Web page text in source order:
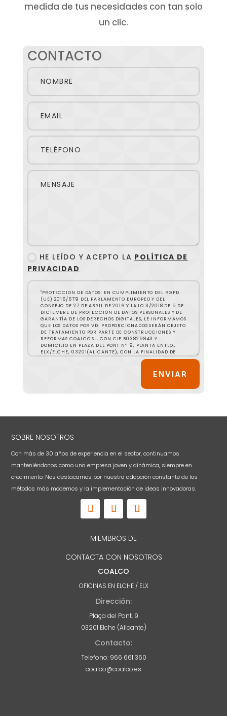
medida de tus necesidades con tan solo
un clic.
CONTACTO
HE LEÍDO Y ACEPTO LA POLÍTICA DE
PRIVACIDAD
ENVIAR
SOBRE NOSOTROS
Con más de 30 años de experiencia en el sector, continuamos
manteniéndonos como una empresa joven y dinámica, siempre en
crecimiento. Nos destacamos por nuestra adopción constante de los
métodos más modernos y la implementación de ideas innovadoras.
MIEMBROS DE
CONTACTA CON NOSOTROS
COALCO
OFICINAS EN ELCHE / ELX
Dirección:
Plaça del Pont, 9
03201 Elche (Alicante)
Contacto:
Telefono: 966 661 360
coalco@coalco.es